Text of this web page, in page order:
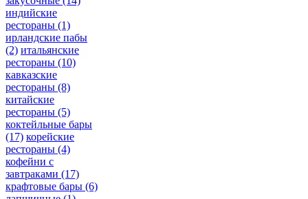
индийские
рестораны (1)
ирландские пабы
(2) итальянские
рестораны (10)
кавказские
рестораны (8)
китайские
рестораны (5)
коктейльные бары
(17) корейские
рестораны (4)
кофейни с
завтраками (17)
крафтовые бары (6)